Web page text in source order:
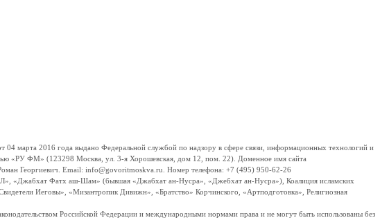
2016 года выдано Федеральной службой по надзору в сфере связи, информационных технологий и
«РУ ФМ» (123298 Москва, ул. 3-я Хорошевская, дом 12, пом. 22). Доменное имя сайта
Георгиевич. Email: info@govoritmoskva.ru. Номер телефона: +7 (495) 950-62-26
«Джабхат Фатх аш-Шам» (бывшая «Джабхат ан-Нусра», «Джебхат ан-Нусра»), Коалиция исламских
Иеговы», «Мизантропик Дивижн», «Братство» Корчинского, «Артподготовка», Религиозная
Российской Федерации и международными нормами права и не могут быть использованы без